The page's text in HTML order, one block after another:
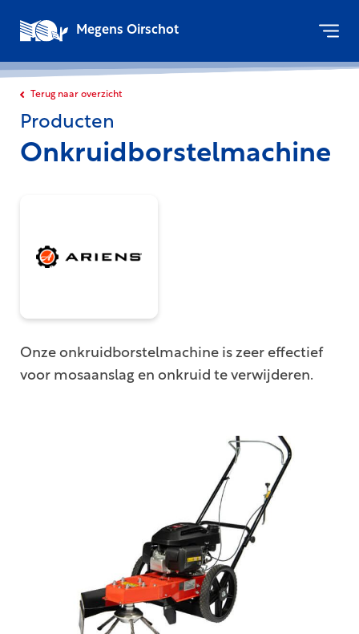
Megens Oirschot
Terug naar overzicht
Producten
Onkruidborstelmachine
Onze onkruidborstelmachine is zeer effectief
voor mosaanslag en onkruid te verwijderen.